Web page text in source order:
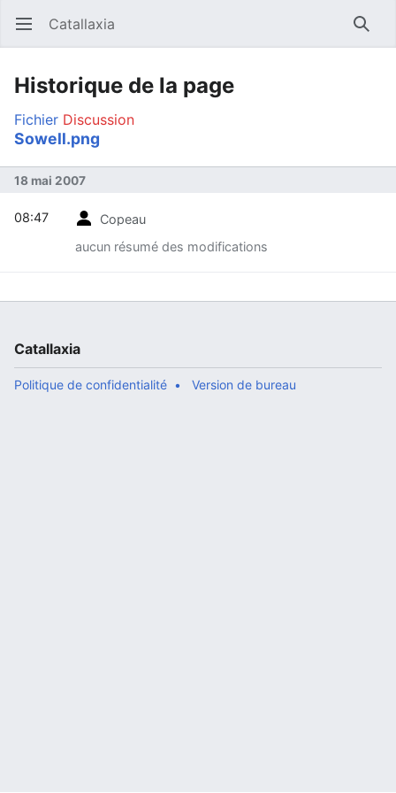
Ouvrir le menu principal Catallaxia
Historique de la page
Fichier Discussion
Sowell.png
18 mai 2007
Copeau
aucun résumé des modifications
08:47
Catallaxia
Politique de confidentialité Version de bureau